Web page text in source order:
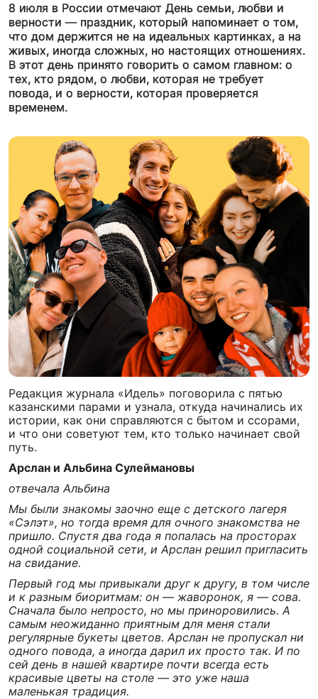
8 июля в России отмечают День семьи, любви и
верности — праздник, который напоминает о том,
что дом держится не на идеальных картинках, а на
живых, иногда сложных, но настоящих отношениях.
В этот день принято говорить о самом главном: о
тех, кто рядом, о любви, которая не требует
повода, и о верности, которая проверяется
временем.
Редакция журнала «Идель» поговорила с пятью
казанскими парами и узнала, откуда начинались их
истории, как они справляются с бытом и ссорами,
и что они советуют тем, кто только начинает свой
путь.
Арслан и Альбина Сулеймановы
отвечала Альбина
Мы были знакомы заочно еще с детского лагеря
«Сэлэт», но тогда время для очного знакомства не
пришло. Спустя два года я попалась на просторах
одной социальной сети, и Арслан решил пригласить
на свидание.
Первый год мы привыкали друг к другу, в том числе
и к разным биоритмам: он — жаворонок, я — сова.
Сначала было непросто, но мы приноровились. А
самым неожиданно приятным для меня стали
регулярные букеты цветов. Арслан не пропускал ни
одного повода, а иногда дарил их просто так. И по
сей день в нашей квартире почти всегда есть
красивые цветы на столе — это уже наша
маленькая традиция.